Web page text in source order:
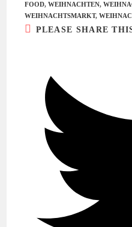
FOOD, WEIHNACHTEN,
WEIHNACHTSMARKT,
PLEASE SHARE
einem
neuen
Fenster